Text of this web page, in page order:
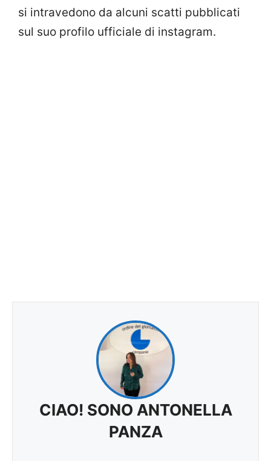
si intravedono da alcuni scatti pubblicati
sul suo profilo ufficiale di instagram.
CIAO! SONO ANTONELLA
PANZA